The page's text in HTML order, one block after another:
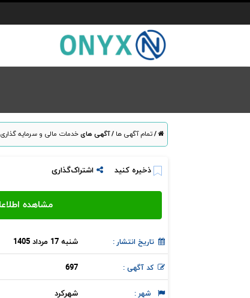
/تمام آگهی ها /آگهی هایخدمات مالی و سرمایه گذاری
ذخیره کنید اشتراک‌گذاری
تاریخ انتشار : شنبه 17 مرداد 1405
کد آگهی : 697
شهر : شهركرد